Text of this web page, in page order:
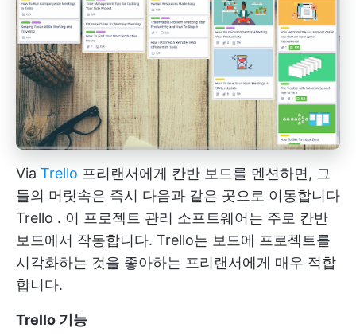
Via Trello 프리랜서에게 칸반 보드를 멘션하면, 그
들의 머릿속은 즉시 다음과 같은 곳으로 이동합니다
Trello . 이 프로젝트 관리 소프트웨어는 주로 칸반
보드에서 작동합니다. Trello는 보드에 프로젝트를
시각화하는 것을 좋아하는 프리랜서에게 매우 적합
합니다.
Trello 기능